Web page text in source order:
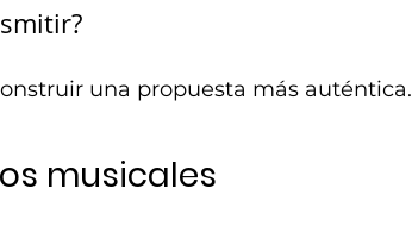
una propuesta más auténtica.
musicales